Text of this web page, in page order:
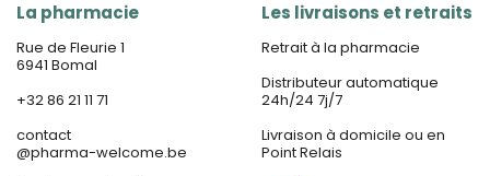
La pharmacie
Rue de Fleurie 1
6941 Bomal
+32 86 21 11 71
contact
@pharma-welcome.be
Les livraisons et retraits
Retrait à la pharmacie
Distributeur automatique
24h/24 7j/7
Livraison à domicile ou en
Point Relais